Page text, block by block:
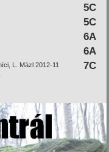
5C
5C
6A
6A
L. Mázl 2012-11 7C